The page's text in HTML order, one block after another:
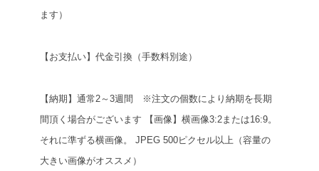
ます）
【お支払い】代金引換（手数料別途）
【納期】通常2～3週間 ※注文の個数により納期を長期
間頂く場合がございます 【画像】横画像3:2または16:9。
それに準ずる横画像。
JPEG 500ピクセル以上（容量の
大きい画像がオススメ）